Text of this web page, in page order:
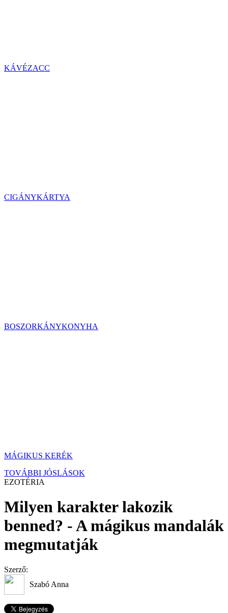
KÁVÉZACC
CIGÁNYKÁRTYA
BOSZORKÁNYKONYHA
MÁGIKUS KERÉK
TOVÁBBI JÓSLÁSOK
EZOTÉRIA
Milyen karakter lakozik
benned? - A mágikus mandalák
megmutatják
Szerző:
Szabó Anna